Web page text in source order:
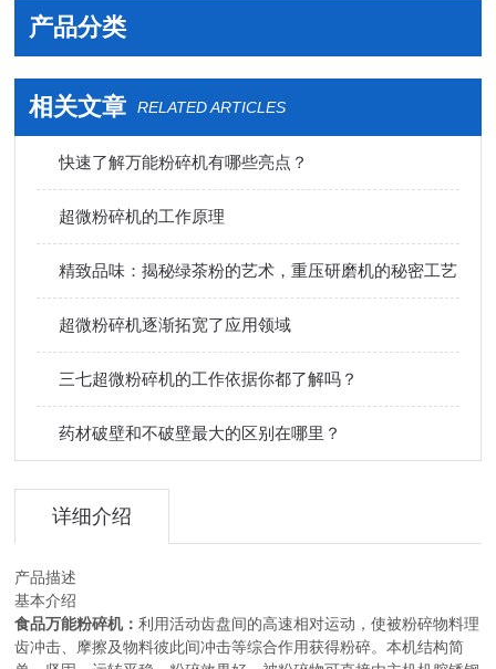
产品分类
相关文章 RELATED ARTICLES
快速了解万能粉碎机有哪些亮点？
超微粉碎机的工作原理
精致品味：揭秘绿茶粉的艺术，重压研磨机的秘密工艺
超微粉碎机逐渐拓宽了应用领域
三七超微粉碎机的工作依据你都了解吗？
药材破壁和不破壁最大的区别在哪里？
详细介绍
产品描述
基本介绍
食品万能粉碎机：利用活动齿盘间的高速相对运动，使被粉碎物料理
齿冲击、摩擦及物料彼此间冲击等综合作用获得粉碎。本机结构简